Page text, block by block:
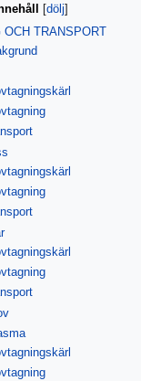
OCH TRANSPORT